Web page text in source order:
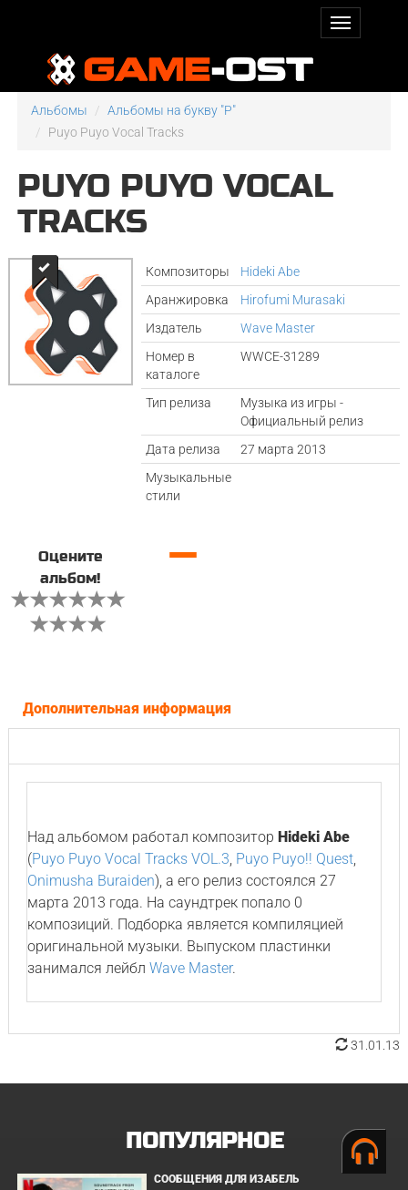
Альбомы
Альбомы на букву "P"
Puyo Puyo Vocal Tracks
PUYO PUYO VOCAL
TRACKS
Композиторы
Hideki Abe
Аранжировка
Hirofumi Murasaki
Издатель
Wave Master
Номер в
каталоге
WWCE-31289
Тип релиза
Музыка из игры -
Официальный релиз
Дата релиза
27 марта 2013
Музыкальные
стили
Оцените
альбом!
—
Дополнительная информация
Над альбомом работал композитор Hideki Abe
(Puyo Puyo Vocal Tracks VOL.3, Puyo Puyo!! Quest,
Onimusha Buraiden), а его релиз состоялся 27
марта 2013 года. На саундтрек попало 0
композиций. Подборка является компиляцией
оригинальной музыки. Выпуском пластинки
занимался лейбл Wave Master.
31.01.13
ПОПУЛЯРНОЕ
СООБЩЕНИЯ ДЛЯ ИЗАБЕЛЬ